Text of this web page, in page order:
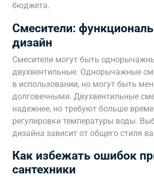
бюджета.
Смесители:
дизайн
Смесители могут быть
двухвентильные. Однорычажные
в использовании, но могут быть
долговечными. Двухвентильные
надежнее, но требуют больше
регулировки температуры воды.
дизайна зависит от общего стиля
Как избежать ошибок
сантехники